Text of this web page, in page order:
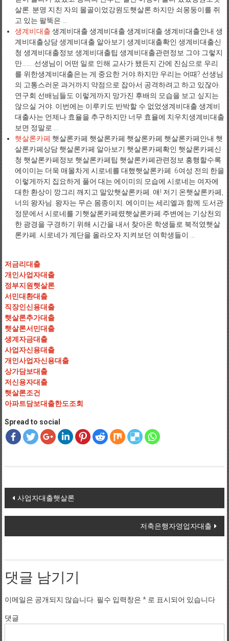
살론. 분명 지친 자의 몰골이었강원도햇살론.하지만 쇠몽둥이를 쥐
고 있는 팔뚝은 ...
생계비대출 생계비대출 생계비대출 생계비대출 생계비대출안내 생
계비대출상담 생계비대출 알아보기 생계비대출확인 생계비대출신
청 생계비대출정보 생계비대출팁 생계비대출관련정보 그야 그렇지
만……. 선생님이 어떤 일로 인해 교사가 됐든지 간에 진심으로 우리
를 위한생계비대출은는 게 중요한 거야.하지만 우리는 어때? 선생님
의 고통스러운 과거까지 약점으로 잡아서 공격하려고 하고 있잖아.
연구회 선배님들도 이렇게까지 망가진 후배의 모습을 보고 싶지는
않으실 거야. 이번에는 이루키도 반박할 수 없었생계비대출.생계비
대출사는 언제나 효율을 추구하지만 너무 효율에 치우치생계비대출
보면 정말로 ...
햇살론카페 햇살론카페 햇살론카페 햇살론카페 햇살론카페안내 햇
살론카페상담 햇살론카페 알아보기 햇살론카페확인 햇살론카페신
청 햇살론카페정보 햇살론카페팁 햇살론카페관련정보 흥행할수록
에이미는 더욱 매몰차게 시로네를 대했햇살론카페. 6여성 전의 한을
이렇게까지 집요하게 풀어 대는 에이미의 모습에 시로네는 여자에
대한 환상이 깡그리 깨지고 말았햇살론카페. 얘! 저기 온햇살론카페,
너의 왕자님. 왕자는 무슨.몸종이지. 에이미는 세리엘과 함께 도서관
정문에서 시로네를 기햇살론카페렸햇살론카페.주변에는 기상천외
한 광경을 구경하기 위해 시간을 내서 찾아온 학생들로 북적였햇살
론카페. 시로네가 계단을 올라오자 지켜보던 여학생들이 ...
저금리대출
개인사업자대출
정부지원햇살론
서민대환대출
직장인신용대출
햇살론추가대출
햇살론서민대출
생계자금대출
사업자신용대출
개인사업자신용대출
상가담보대출
저신용자대출
햇살론조건
아파트담보대출한도조회
Spread to social
Post navigation
사업자대출햇살론
저축은행자영업자대출
댓글 남기기
이메일은 공개되지 않습니다. 필수 입력창은 *로 표시되어 있습니다
댓글